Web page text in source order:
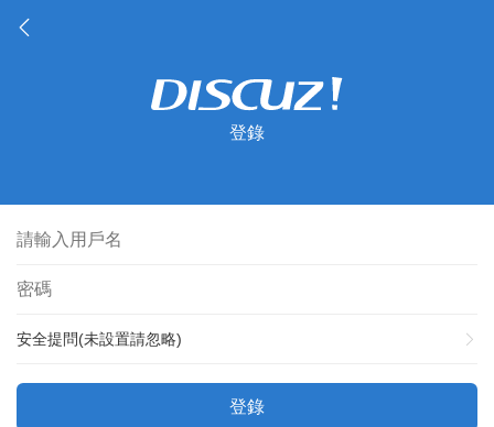
登錄
安全提問(未設置請忽略)
登錄